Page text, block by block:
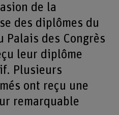
de la
des diplômes du
Palais des Congrès
leur diplôme
Plusieurs
ont reçu une
remarquable